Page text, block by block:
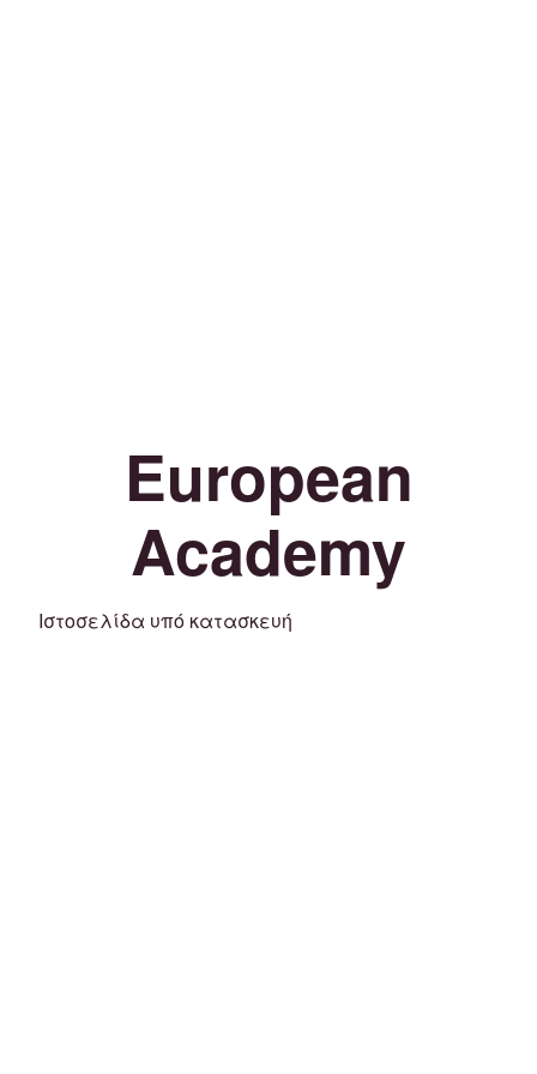
European
Academy
Ιστοσελίδα υπό κατασκευή